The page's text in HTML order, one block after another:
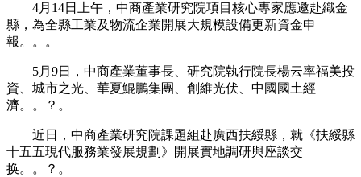
4月14日上午，中商產業研究院項目核心專家應邀赴織金
縣，為全縣工業及物流企業開展大規模設備更新資金申
報。。。
5月9日，中商產業董事長、研究院執行院長楊云率福美投
資、城市之光、華夏鯤鵬集團、創維光伏、中國國土經
濟。。？。
近日，中商產業研究院課題組赴廣西扶綏縣，就《扶綏縣
十五五現代服務業發展規劃》開展實地調研與座談交
换。。？。